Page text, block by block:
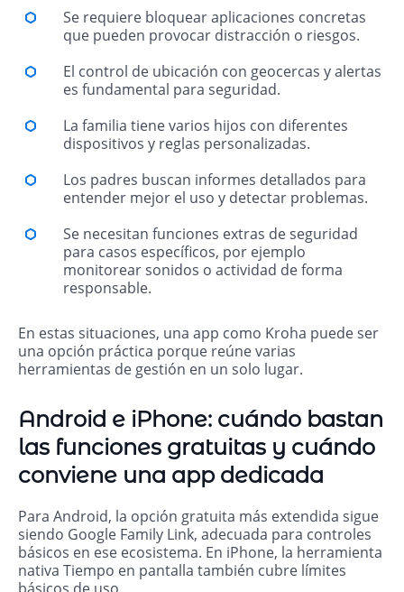
Se requiere bloquear aplicaciones concretas
que pueden provocar distracción o riesgos.
El control de ubicación con geocercas y alertas
es fundamental para seguridad.
La familia tiene varios hijos con diferentes
dispositivos y reglas personalizadas.
Los padres buscan informes detallados para
entender mejor el uso y detectar problemas.
Se necesitan funciones extras de seguridad
para casos específicos, por ejemplo
monitorear sonidos o actividad de forma
responsable.
En estas situaciones, una app como Kroha puede ser
una opción práctica porque reúne varias
herramientas de gestión en un solo lugar.
Android e iPhone: cuándo bastan
las funciones gratuitas y cuándo
conviene una app dedicada
Para Android, la opción gratuita más extendida sigue
siendo Google Family Link, adecuada para controles
básicos en ese ecosistema. En iPhone, la herramienta
nativa Tiempo en pantalla también cubre límites